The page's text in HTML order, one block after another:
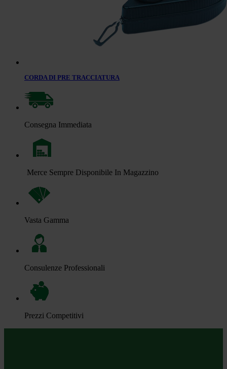
CORDA DI PRE TRACCIATURA
Consegna Immediata
Merce Sempre Disponibile In Magazzino
Vasta Gamma
Consulenze Professionali
Prezzi Competitivi